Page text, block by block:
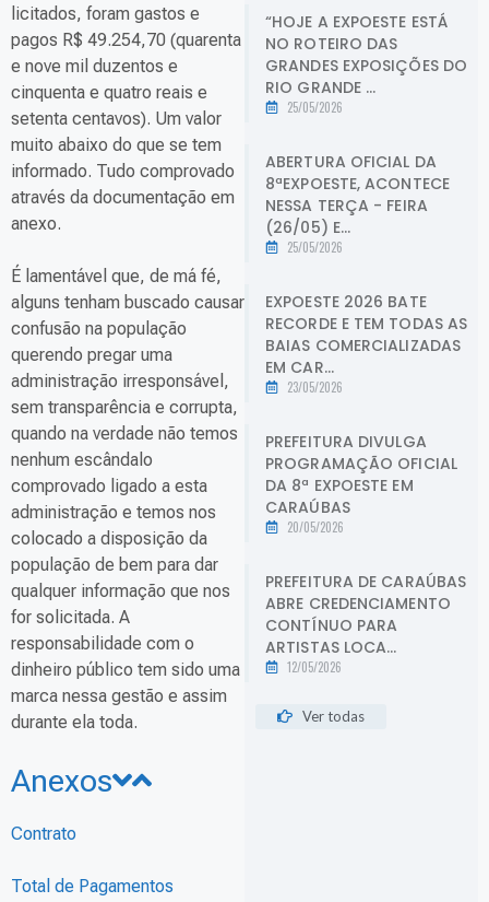
licitados, foram gastos e
pagos R$ 49.254,70 (quarenta
e nove mil duzentos e
cinquenta e quatro reais e
setenta centavos). Um valor
muito abaixo do que se tem
informado. Tudo comprovado
através da documentação em
anexo.
É lamentável que, de má fé,
alguns tenham buscado causar
confusão na população
querendo pregar uma
administração irresponsável,
sem transparência e corrupta,
quando na verdade não temos
nenhum escândalo
comprovado ligado a esta
administração e temos nos
colocado a disposição da
população de bem para dar
qualquer informação que nos
for solicitada. A
responsabilidade com o
dinheiro público tem sido uma
marca nessa gestão e assim
durante ela toda.
Anexos
Contrato
Total de Pagamentos
“HOJE A EXPOESTE ESTÁ
NO ROTEIRO DAS
GRANDES EXPOSIÇÕES DO
RIO GRANDE ...
25/05/2026
ABERTURA OFICIAL DA
8ªEXPOESTE, ACONTECE
NESSA TERÇA - FEIRA
(26/05) E...
25/05/2026
EXPOESTE 2026 BATE
RECORDE E TEM TODAS AS
BAIAS COMERCIALIZADAS
EM CAR...
23/05/2026
PREFEITURA DIVULGA
PROGRAMAÇÃO OFICIAL
DA 8ª EXPOESTE EM
CARAÚBAS
20/05/2026
PREFEITURA DE CARAÚBAS
ABRE CREDENCIAMENTO
CONTÍNUO PARA
ARTISTAS LOCA...
12/05/2026
Ver todas